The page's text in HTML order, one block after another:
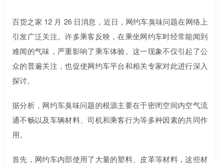
百货之家 12 月 26 日消息，近日，网约车臭味问题在网络上
引发广泛关注。许多乘客反映，在乘坐网约车时经常能闻到
难闻的气味，严重影响了乘车体验。这一现象不仅引起了公
众的普遍关注，也促使网约车平台和相关专家对此进行深入
探讨。
据分析，网约车臭味问题的根源主要在于密闭空间内空气流
通不畅以及车辆材料、司机和乘客行为等多种因素的共同作
用。
首先，网约车内部使用了大量的塑料、皮革等材料，这些材